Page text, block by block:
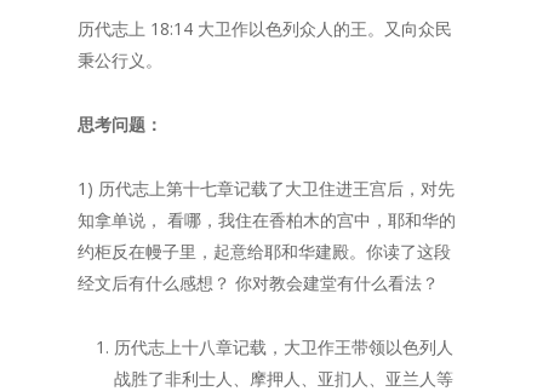
历代志上 18:14 大卫作以色列众人的王。又向众民
秉公行义。
思考问题：
1) 历代志上第十七章记载了大卫住进王宫后，对先
知拿单说， 看哪，我住在香柏木的宫中，耶和华的
约柜反在幔子里，起意给耶和华建殿。你读了这段
经文后有什么感想？ 你对教会建堂有什么看法？
历代志上十八章记载，大卫作王带领以色列人
战胜了非利士人、摩押人、亚扪人、亚兰人等